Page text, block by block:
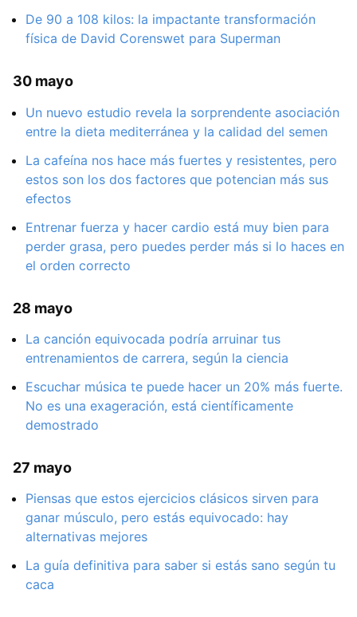
De 90 a 108 kilos: la impactante transformación
física de David Corenswet para Superman
30 mayo
Un nuevo estudio revela la sorprendente asociación
entre la dieta mediterránea y la calidad del semen
La cafeína nos hace más fuertes y resistentes, pero
estos son los dos factores que potencian más sus
efectos
Entrenar fuerza y hacer cardio está muy bien para
perder grasa, pero puedes perder más si lo haces en
el orden correcto
28 mayo
La canción equivocada podría arruinar tus
entrenamientos de carrera, según la ciencia
Escuchar música te puede hacer un 20% más fuerte.
No es una exageración, está científicamente
demostrado
27 mayo
Piensas que estos ejercicios clásicos sirven para
ganar músculo, pero estás equivocado: hay
alternativas mejores
La guía definitiva para saber si estás sano según tu
caca